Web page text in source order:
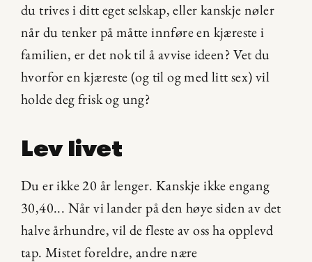
du trives i ditt eget selskap, eller kanskje nøler
når du tenker på måtte innføre en kjæreste i
familien, er det nok til å avvise ideen? Vet du
hvorfor en kjæreste (og til og med litt sex) vil
holde deg frisk og ung?
Lev livet
Du er ikke 20 år lenger. Kanskje ikke engang
30,40... Når vi lander på den høye siden av det
halve århundre, vil de fleste av oss ha opplevd
tap. Mistet foreldre, andre nære